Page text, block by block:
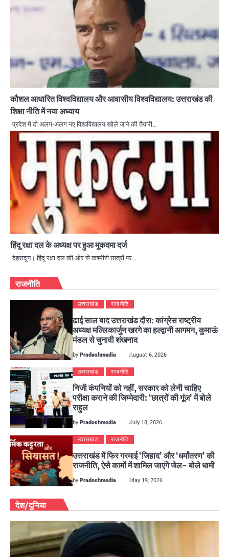
कौशल आधारित विश्वविद्यालय और आवासीय विश्वविद्यालय: उत्तराखंड की
शिक्षा नीति में नया अध्याय
प्रदेश में दो अलग-अलग नए विश्वविद्यालय खोले जाने की तैयारी…
हिंदू रक्षा दल के अध्यक्ष पर हुआ मुकदमा दर्ज
देहरादून। हिंदू रक्षा दल की ओर से कश्मीरी छात्रों पर…
राजनीति
उत्तराखंड राजनीति
ढाई साल बाद उत्तराखंड दौरा: कांग्रेस राष्ट्रीय
अध्यक्ष मल्लिकार्जुन खरगे का हल्द्वानी आगमन, कुमाऊं
मंडल से चुनावी शंखनाद
byPradeshmedia August 6, 2026
उत्तराखंड राजनीति
निजी कंपनियों को नहीं, सरकार को लेनी चाहिए
परीक्षा कराने की जिम्मेदारी: ‘छात्रों की गूंज’ में बोले
राहुल
byPradeshmedia July 18, 2026
उत्तराखंड राजनीति
उत्तराखंड में फिर गरमाई ‘जिहाद’ और ‘धर्मांतरण’ की
राजनीति, ऐसे कामों में शामिल जाएंगे जेल- बोले धामी
byPradeshmedia May 19, 2026
देश/दुनिया